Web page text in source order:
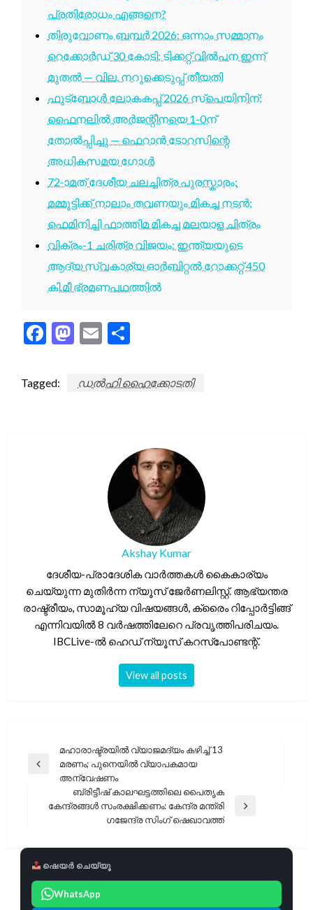
പ്രതിരോധം എങ്ങനെ?
തിരുവോണം ബമ്പർ 2026: ഒന്നാം സമ്മാനം
റെക്കോർഡ് 30 കോടി; ടിക്കറ്റ് വിൽപന ഇന്ന്
മുതൽ — വില, നറുക്കെടുപ്പ് തീയതി
ഫുട്ബോൾ ലോകകപ്പ് 2026 സ്പെയിനിന്;
ഫൈനലിൽ അർജന്റീനയെ 1-0ന്
തോൽപ്പിച്ചു — ഫെറാൻ ടോറസിന്റെ
അധികസമയ ഗോൾ
72-ാമത് ദേശീയ ചലച്ചിത്ര പുരസ്കാരം:
മമ്മൂട്ടിക്ക് നാലാം തവണയും മികച്ച നടൻ;
ഫെമിനിച്ചി ഫാത്തിമ മികച്ച മലയാള ചിത്രം
വിക്രം-1 ചരിത്ര വിജയം: ഇന്ത്യയുടെ
ആദ്യ സ്വകാര്യ ഓർബിറ്റൽ റോക്കറ്റ് 450
കി.മീ ഭ്രമണപഥത്തിൽ
Facebook
Mastodon
Email
Tagged: ഡൽഹി ഹൈക്കോടതി
Akshay Kumar
ദേശീയ-പ്രാദേശിക വാർത്തകൾ കൈകാര്യം
ചെയ്യുന്ന മുതിർന്ന ന്യൂസ് ജേർണലിസ്റ്റ്. ആഭ്യന്തര
രാഷ്ട്രീയം, സാമൂഹ്യ വിഷയങ്ങൾ, ക്രൈം റിപ്പോർട്ടിങ്ങ്
എന്നിവയിൽ 8 വർഷത്തിലേറെ പ്രവൃത്തിപരിചയം.
IBCLive-ൽ ഹെഡ് ന്യൂസ് കറസ്പോണ്ടന്റ്.
View all posts
പോസ്റ്റുകളിലൂടെ
Previous
മഹാരാഷ്ട്രയിൽ വ്യാജമദ്യം കഴിച്ച് 13
മരണം; പുനെയിൽ വ്യാപകമായ
അന്വേഷണം
Next
ബ്രിട്ടീഷ് കാലഘട്ടത്തിലെ പൈതൃക
കേന്ദ്രങ്ങൾ സംരക്ഷിക്കണം: കേന്ദ്ര മന്ത്രി
ഗജേന്ദ്ര സിംഗ് ഷെഖാവത്ത്
ഷെയർ ചെയ്യൂ
WhatsApp